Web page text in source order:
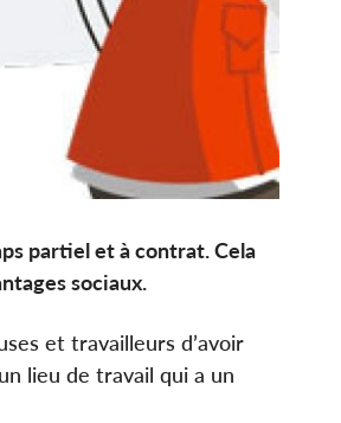
partiel et à contrat. Cela
sociaux.
et travailleurs d’avoir
lieu de travail qui a un